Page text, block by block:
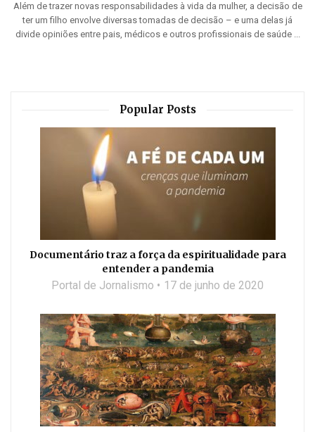
Além de trazer novas responsabilidades à vida da mulher, a decisão de
ter um filho envolve diversas tomadas de decisão – e uma delas já
divide opiniões entre pais, médicos e outros profissionais de saúde ...
Popular Posts
Documentário traz a força da espiritualidade para
entender a pandemia
Portal de Jornalismo 17 de junho de 2020